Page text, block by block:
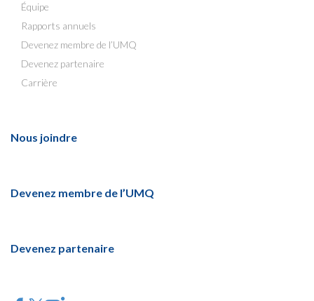
Équipe
Rapports annuels
Devenez membre de l’UMQ
Devenez partenaire
Carrière
Nous joindre
Devenez membre de l’UMQ
Devenez partenaire